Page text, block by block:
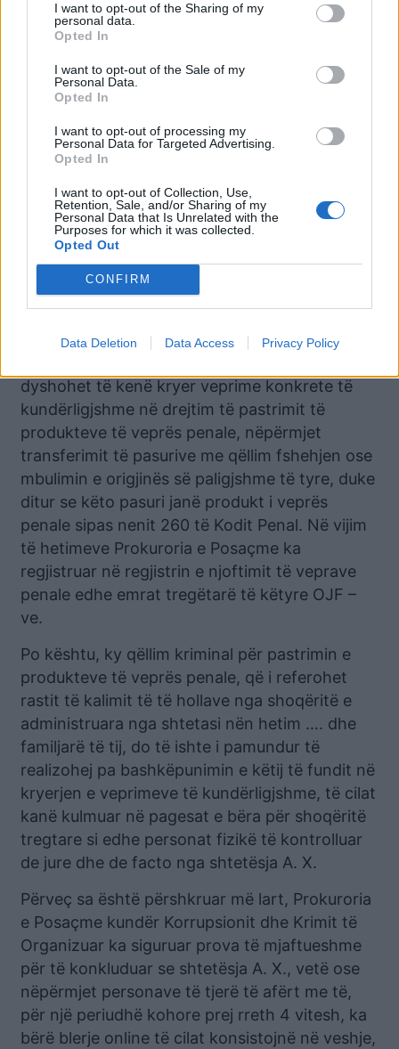
I want to opt-out of the Sharing of my
personal data.
Opted In
I want to opt-out of the Sale of my
Personal Data.
Opted In
I want to opt-out of processing my
Personal Data for Targeted Advertising.
Opted In
I want to opt-out of Collection, Use,
Retention, Sale, and/or Sharing of my
Personal Data that Is Unrelated with the
Purposes for which it was collected.
Opted Out
CONFIRM
Data Deletion Data Access Privacy Policy
nenit 260 të ligjit material, shtetasit nën hetim
dyshohet se kanë përmbushur elementët e
parashikuar në gërmat a) dhe b) të nenit 287 të
Kodit Penal (“Pastrimi i produkteve të veprës
Qëllimi kriminal i shtetasve nën hetim për
monetare të cilat janë rezultat i përfitimeve të
parregullta, do të ishte i pamundur të
përmbushej pa rolin përcaktues të subjekteve
të tjera tregtare, shpk dhe OJF, të identifikuar
deri tani në regjistrin e njoftimit të veprave
kontrolluara plotësisht nga shtetësja nën hetim
dyshohet të kenë kryer veprime konkrete të
kundërligjshme në drejtim të pastrimit të
produkteve të veprës penale, nëpërmjet
transferimit të pasurive me qëllim fshehjen ose
mbulimin e origjinës së paligjshme të tyre, duke
ditur se këto pasuri janë produkt i veprës
penale sipas nenit 260 të Kodit Penal. Në vijim
të hetimeve Prokuroria e Posaçme ka
regjistruar në regjistrin e njoftimit të veprave
penale edhe emrat tregëtarë të këtyre OJF –
ve.
Po kështu, ky qëllim kriminal për pastrimin e
produkteve të veprës penale, që i referohet
rastit të kalimit të të hollave nga shoqëritë e
administruara nga shtetasi nën hetim …. dhe
familjarë të tij, do të ishte i pamundur të
realizohej pa bashkëpunimin e këtij të fundit në
kryerjen e veprimeve të kundërligjshme, të cilat
kanë kulmuar në pagesat e bëra për shoqëritë
tregtare si edhe personat fizikë të kontrolluar
de jure dhe de facto nga shtetësja A. X.
Përveç sa është përshkruar më lart, Prokuroria
e Posaçme kundër Korrupsionit dhe Krimit të
Organizuar ka siguruar prova të mjaftueshme
për të konkluduar se shtetësja A. X., vetë ose
nëpërmjet personave të tjerë të afërt me të,
për një periudhë kohore prej rreth 4 vitesh, ka
bërë blerje online të cilat konsistojnë në veshje,